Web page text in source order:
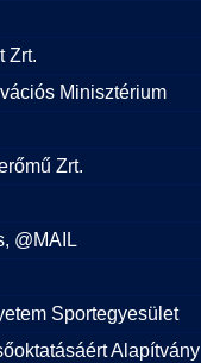
Zrt.
Minisztérium
Zrt.
@MAIL
Sportegyesület
Alapítvány